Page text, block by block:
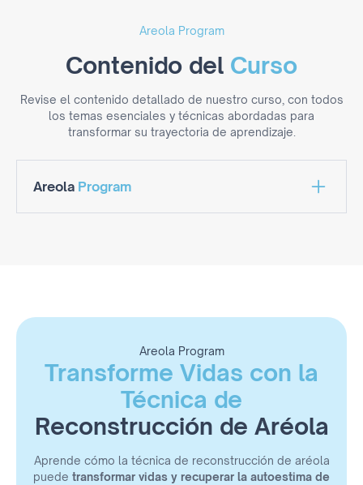
Areola Program
Contenido del Curso
Revise el contenido detallado de nuestro curso, con todos
los temas esenciales y técnicas abordadas para
transformar su trayectoria de aprendizaje.
Areola Program
Tipos de agujas y sus efectos
Anatomía, medidas y simetría
Reconstrucción de aréola
Creación del diseño realista
Aplicación de color, luz y sombra
Proceso inflamatorio, post-cuidados y cicatrización
Demostración en vivo
Areola Program
Transforme Vidas con la
Técnica de
Reconstrucción de Aréola
Aprende cómo la técnica de reconstrucción de aréola
puede transformar vidas y recuperar la autoestima de